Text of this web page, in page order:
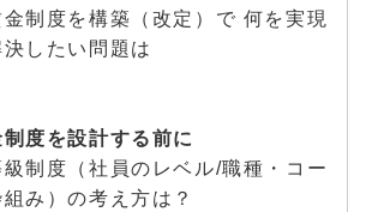
制度を構築（改定）で 何を実現
したい問題は
度を設計する前に
制度（社員のレベル/職種・コー
み）の考え方は？